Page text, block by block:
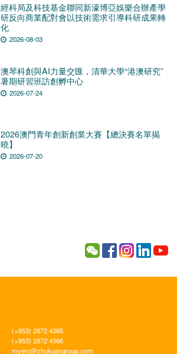
經科局及科技基金聯同新濠博亞娛樂合辦產學
研反向商業配對會以技術需求引導科研成果轉
化
2026-08-03
澳琴科創與AI力量交匯，清華大學“港澳研究”
暑期研習班訪創孵中心
2026-07-24
2026澳門青年創新創業大賽【總決賽名單揭
曉】
2026-07-20
(+853) 2872 4365
(+853) 2872 4366
myeic@zhukuangroup.com